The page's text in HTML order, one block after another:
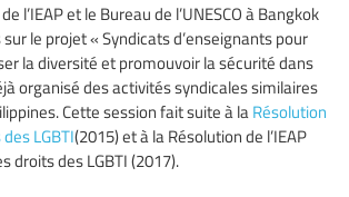
l’IEAP et le Bureau de l’UNESCO à Bangkok
le projet « Syndicats d’enseignants pour
la diversité et promouvoir la sécurité dans
organisé des activités syndicales similaires
Cette session fait suite à la Résolution
LGBTI(2015) et à la Résolution de l’IEAP
droits des LGBTI (2017).